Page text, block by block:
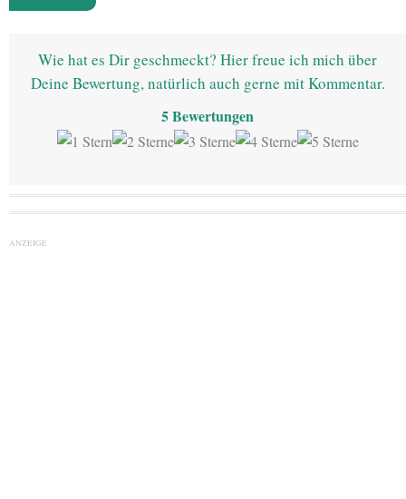
Wie hat es Dir geschmeckt? Hier freue ich mich über
Deine Bewertung, natürlich auch gerne mit Kommentar.
5Bewertungen
ANZEIGE